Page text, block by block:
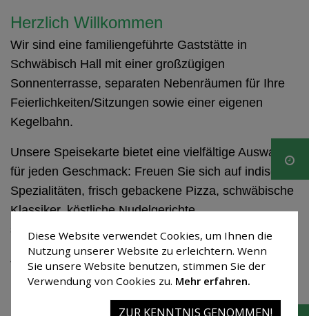
Diese Website verwendet Cookies, um Ihnen die
Nutzung unserer Website zu erleichtern. Wenn
Sie unsere Website benutzen, stimmen Sie der
Verwendung von Cookies zu. Mehr erfahren.
ZUR KENNTNIS GENOMMEN!
Herzlich Willkommen
Wir sind eine familiengeführte Gaststätte in
Schwäbisch Hall mit einer großzügigen
Sonnenterrasse, separaten Nebenräumen für Ihre
Feierlichkeiten/Sitzungen sowie einer eigenen
Kegelbahn.
Unsere Speisekarte bietet eine vielfältige Auswahl
für jeden Geschmack: Freuen Sie sich auf indische
Spezialitäten, frisch gebackene Pizza, schwäbische
Klassiker, köstliche Nudelgerichte
sowie vegetarische und vegane Gerichte.
Jeden Sonntag verwöhnen wir Sie außerdem mit
hausgemachten Kuchen und Torten aus unserer
Kuchentheke – frisch zubereitet von unserem